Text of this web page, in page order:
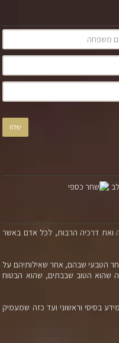
ואת דרכיה הרבות, לכל אדם באשר
הטבעי שבהם, אחר שאילותיהם על
שהוא הטוב שבבתים, שהוא הבטוח
בסיסי וראשוני ועד כזה שמעמיק